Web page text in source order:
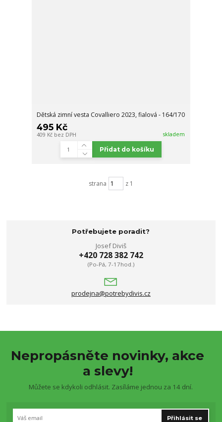
Dětská zimní vesta Covalliero 2023, fialová - 164/170
495 Kč
409 Kč bez DPH skladem
Přidat do košíku
strana z 1
Potřebujete poradit?
Josef Diviš
+420 728 382 742
(Po-Pá, 7-17hod.)
prodejna@potrebydivis.cz
Nepropásněte novinky, akce
a slevy!
Můžete se kdykoli odhlásit. Zasíláme jednou za 14 dní.
Přihlásit se